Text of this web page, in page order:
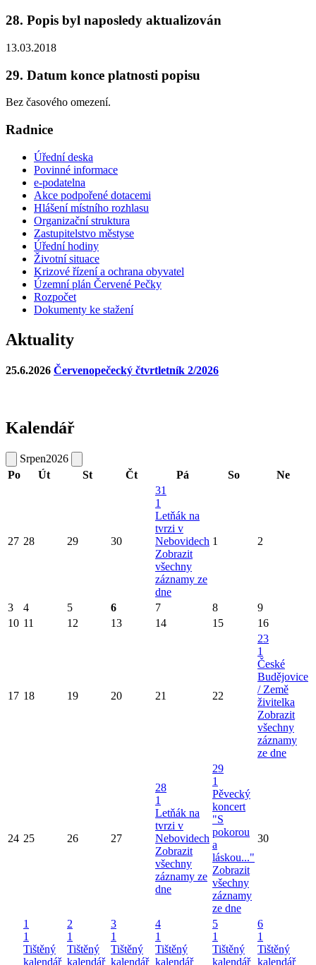
28. Popis byl naposledy aktualizován
13.03.2018
29. Datum konce platnosti popisu
Bez časového omezení.
Radnice
Úřední deska
Povinné informace
e-podatelna
Akce podpořené dotacemi
Hlášení místního rozhlasu
Organizační struktura
Zastupitelstvo městyse
Úřední hodiny
Životní situace
Krizové řízení a ochrana obyvatel
Územní plán Červené Pečky
Rozpočet
Dokumenty ke stažení
Aktuality
25.6.2026 Červenopečecký čtvrtletník 2/2026
Kalendář
Srpen2026
Po
Út St Čt Pá So Ne
27 28 29 30
31
1
Letňák na
tvrzi v
Nebovidech
Zobrazit
všechny
záznamy ze
dne
1 2
3 4 5 6 7 8
9
10 11 12 13 14 15 16
17 18 19 20 21 22
23
1
České
Budějovice
/ Země
živitelka
Zobrazit
všechny
záznamy
ze dne
24 25 26 27
28
1
Letňák na
tvrzi v
Nebovidech
Zobrazit
všechny
záznamy ze
dne
29
1
Pěvecký
koncert
"S
pokorou
a
láskou..."
Zobrazit
všechny
záznamy
ze dne
30
1
1
Tištěný
kalendář
2
1
Tištěný
kalendář
3
1
Tištěný
kalendář
4
1
Tištěný
kalendář
5
1
Tištěný
kalendář
6
1
Tištěný
kalendář